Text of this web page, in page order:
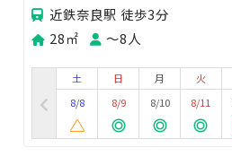
近鉄奈良駅 徒歩3分
28㎡
〜8人
土
8/8
日
8/9
月
8/10
火
8/11